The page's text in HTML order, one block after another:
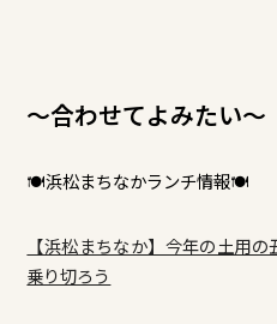
～合わせてよみたい～
🍽浜松まちなかランチ情報🍽
【浜松まちなか】今年の土用
乗り切ろう